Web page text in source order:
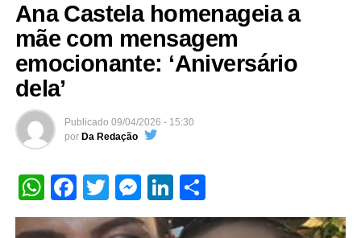
Ana Castela homenageia a
mãe com mensagem
emocionante: ‘Aniversário
dela’
Publicado 09/04/2026 - 15:30
por Da Redação
WhatsApp
Facebook
TwitterMessenger
LinkedIn